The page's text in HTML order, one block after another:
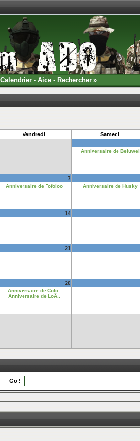
Calendrier - Aide - Rechercher »
Vendredi Samedi
Anniversaire de Beluwel
7
Anniversaire de Tofoloo Anniversaire de Husky
14
21
28
Anniversaire de Colo..
Anniversaire de LoÃ..